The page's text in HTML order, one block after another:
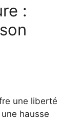
:
une liberté
hausse